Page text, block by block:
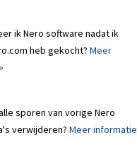
ik Nero software nadat ik
heb gekocht? Meer
sporen van vorige Nero
verwijderen? Meer informatie